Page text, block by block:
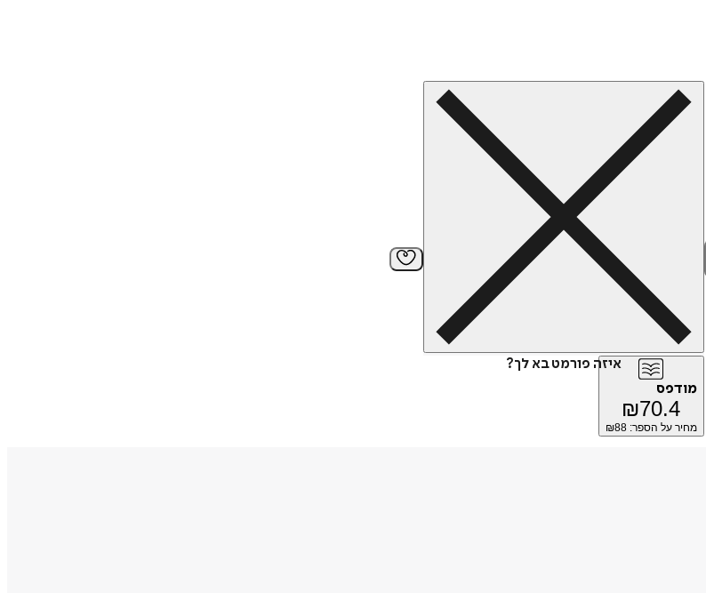
איזה פורמט בא לך?
מודפס
₪70.4
מחיר על הספר: ₪88